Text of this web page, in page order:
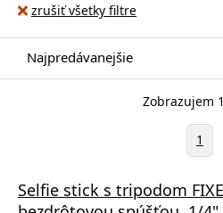
zrušiť všetky filtre
Najpredávanejšie
Zobrazujem
1
Selfie stick s tripodom